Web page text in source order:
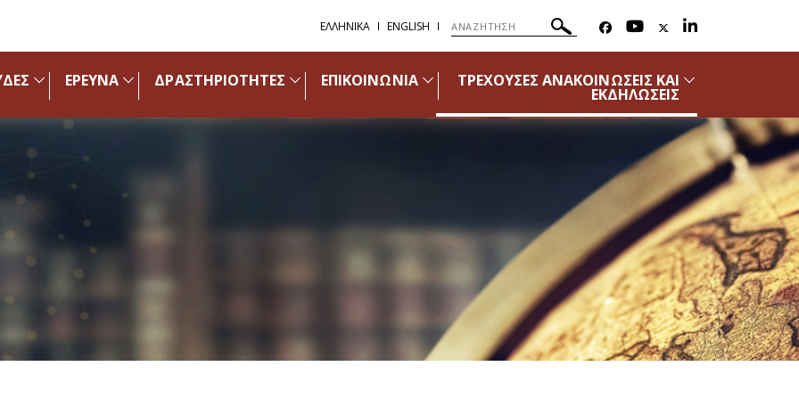
ΕΛΛΗΝΙΚΑ ENGLISH
ΕΡΕΥΝΑ ΔΡΑΣΤΗΡΙΟΤΗΤΕΣ ΕΠΙΚΟΙΝΩΝΙΑ ΤΡΕΧΟΥΣΕΣ ΑΝΑΚΟΙΝΩΣΕΙΣ ΚΑΙ
ΕΚΔΗΛΩΣΕΙΣ